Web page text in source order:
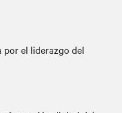
por el liderazgo del